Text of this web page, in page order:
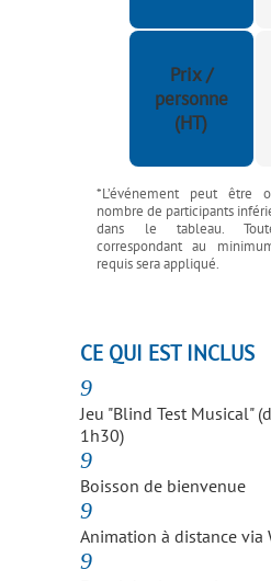
Prix /
personne
(HT)
*L’événement peut être
nombre de participants
dans le tableau.
correspondant au
requis sera appliqué.
CE QUI EST INCLUS
9
Jeu "Blind Test Musical"
1h30)
9
Boisson de bienvenue
9
Animation à distance via
9